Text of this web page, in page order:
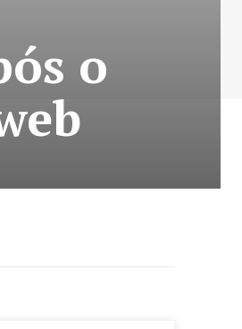
o